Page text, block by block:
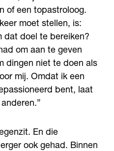
of een topastroloog.
moet stellen, is:
dat doel te bereiken?
om aan te geven
dingen niet te doen als
mij. Omdat ik een
bent, laat
En die
ook gehad. Binnen